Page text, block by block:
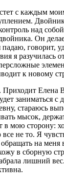
с каждым
Двойник
над
Он
падаю, говорит,
я разучилась
к новому
Приходит Елена
заниматься с
стараюсь
мысок,
в мою сторону:
все не то. Я
на
в сборную
лишний